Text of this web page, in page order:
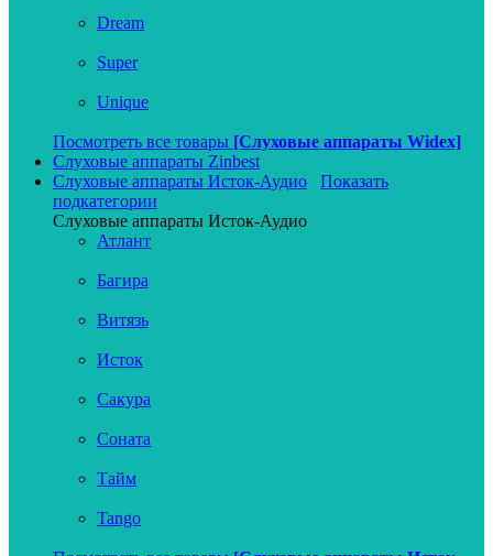
Dream
Super
Unique
Посмотреть все товары [Слуховые аппараты Widex]
Слуховые аппараты Zinbest
Слуховые аппараты Исток-Аудио
Показать
подкатегории
Слуховые аппараты Исток-Аудио
Атлант
Багира
Витязь
Исток
Сакура
Соната
Тайм
Tango